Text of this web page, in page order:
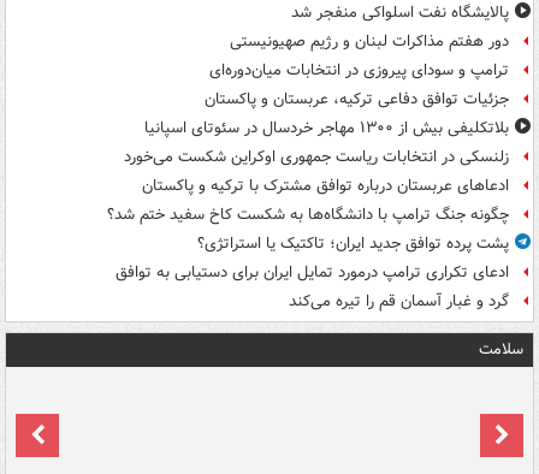
پالایشگاه نفت اسلواکی منفجر شد
دور هفتم مذاکرات لبنان و رژیم صهیونیستی
ترامپ و سودای پیروزی در انتخابات میان‌دوره‌ای
جزئیات توافق دفاعی ترکیه، عربستان و پاکستان
بلاتکلیفی بیش از ۱۳۰۰ مهاجر خردسال در سئوتای اسپانیا
زلنسکی در انتخابات ریاست جمهوری اوکراین شکست می‌خورد
ادعاهای عربستان درباره توافق مشترک با ترکیه و پاکستان
چگونه جنگ ترامپ با دانشگاه‌ها به شکست کاخ سفید ختم شد؟
پشت پرده توافق جدید ایران؛ تاکتیک یا استراتژی؟
ادعای تکراری ترامپ درمورد تمایل ایران برای دستیابی به توافق
گرد و غبار آسمان قم را تیره می‌کند
سلامت